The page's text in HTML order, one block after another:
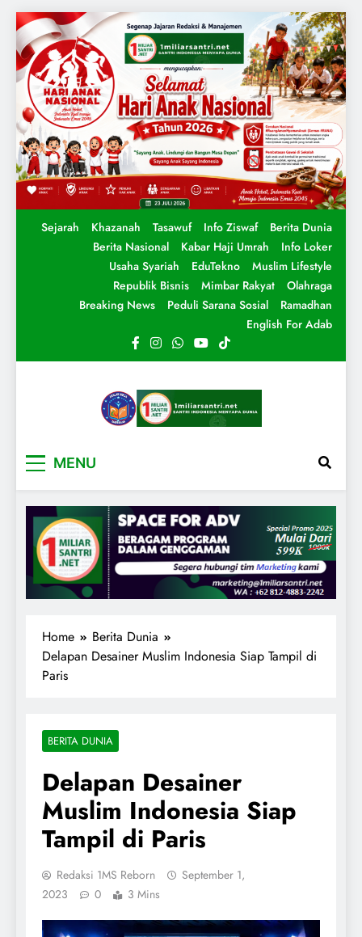
Sejarah Khazanah Tasawuf Info Ziswaf
Berita Dunia
Berita Nasional
Kabar Haji Umrah
Info Loker
Usaha Syariah
EduTekno
Muslim Lifestyle
Republik Bisnis
Mimbar Rakyat
Olahraga
Breaking News
Peduli Sarana Sosial
Ramadhan
English For Adab
MENU
Home
Berita Dunia
Delapan Desainer Muslim Indonesia Siap Tampil di
Paris
BERITA DUNIA
Delapan Desainer
Muslim Indonesia Siap
Tampil di Paris
Redaksi 1MS Reborn
September 1,
2023
0 3 Mins